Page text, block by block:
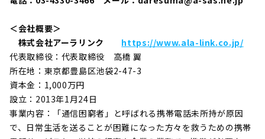
＜会社概要＞
株式会社アーラリンク https://www.ala-link.co.jp/
代表取締役：代表取締役 高橋 翼
所在地：東京都豊島区池袋2-47-3
資本金：1,000万円
設立：2013年1月24日
事業内容：「通信困窮者」と呼ばれる携帯電話未所持が原因
で、日常生活を送ることが困難になった方々を救うための携帯